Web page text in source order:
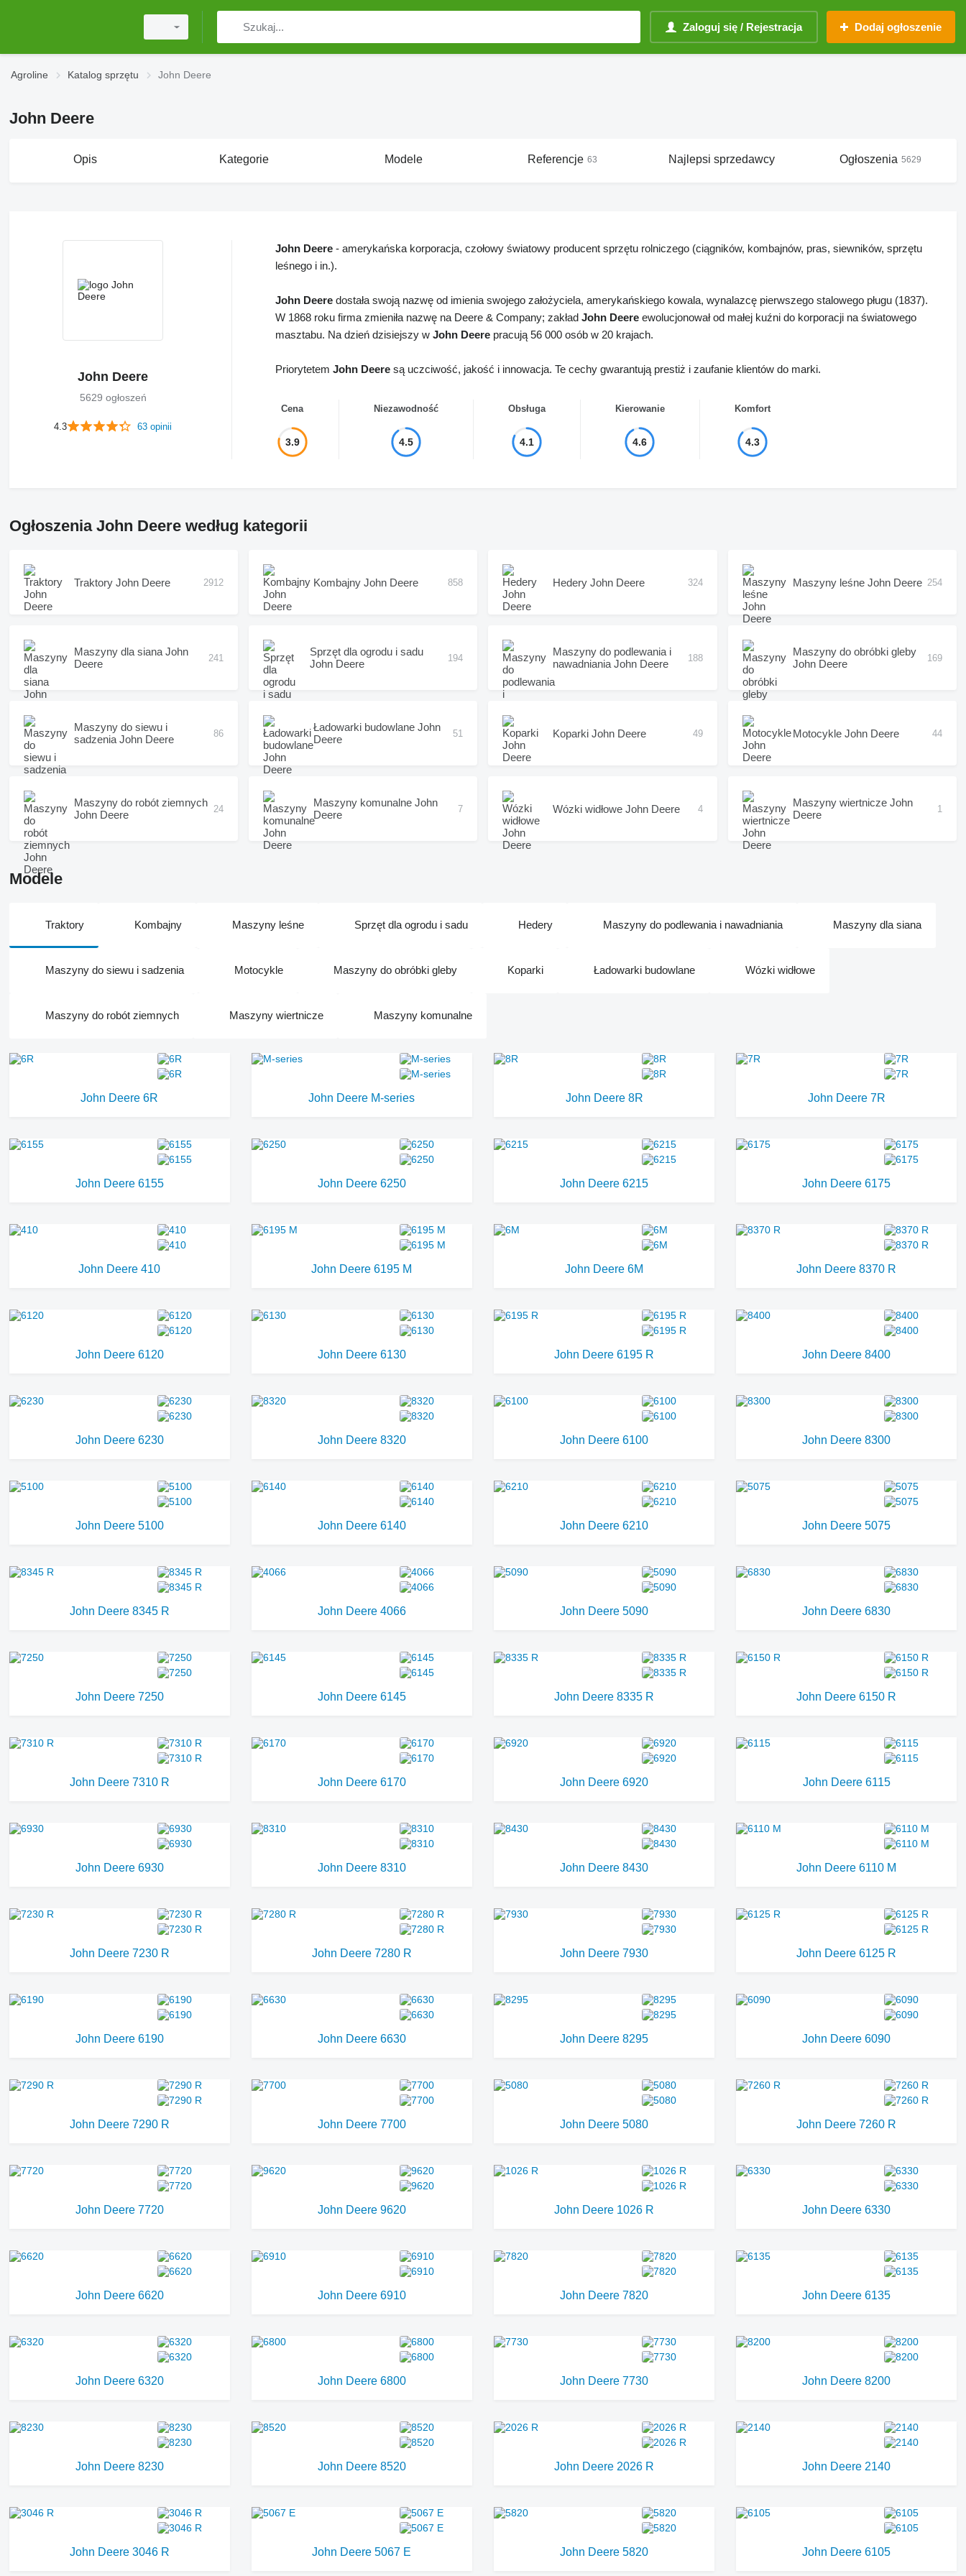
Zaloguj się / Rejestracja Dodaj ogłoszenie
Agroline Katalog sprzętu John Deere
John Deere
Opis Kategorie Modele Referencje 63 Najlepsi sprzedawcy Ogłoszenia 5629
John Deere
5629 ogłoszeń
4.3 63 opinii
John Deere- amerykańska korporacja, czołowy światowy producent sprzętu rolniczego (ciągników, kombajnów, pras, siewników, sprzętu
leśnego i in.).
John Deeredostała swoją nazwę od imienia swojego założyciela, amerykańskiego kowala, wynalazcę pierwszego stalowego pługu (1837).
W 1868 roku firma zmieniła nazwę na Deere & Company; zakład John Deereewolucjonował od małej kuźni do korporacji na światowego
masztabu. Na dzień dzisiejszy w John Deerepracują 56 000 osób w 20 krajach.
Priorytetem John Deeresą uczciwość, jakość i innowacja. Te cechy gwarantują prestiż i zaufanie klientów do marki.
3.9
Cena
4.5
Niezawodność
4.1
Obsługa
4.6
Kierowanie
4.3
Komfort
Ogłoszenia John Deere według kategorii
Traktory John Deere 2912 Kombajny John Deere 858 Hedery John Deere 324 Maszyny leśne John Deere 254
Maszyny dla siana John
Deere
241
Sprzęt dla ogrodu i sadu
John Deere
194
Maszyny do podlewania i
nawadniania John Deere
188
Maszyny do obróbki gleby
John Deere
169
Maszyny do siewu i
sadzenia John Deere
86
Ładowarki budowlane John
Deere
51 Koparki John Deere 49 Motocykle John Deere 44
Maszyny do robót ziemnych
John Deere
24
Maszyny komunalne John
Deere
7 Wózki widłowe John Deere 4
Maszyny wiertnicze John
Deere
1
Modele
Traktory Kombajny Maszyny leśne Sprzęt dla ogrodu i sadu Hedery Maszyny do podlewania i nawadniania Maszyny dla siana
Maszyny do siewu i sadzenia Motocykle Maszyny do obróbki gleby Koparki Ładowarki budowlane Wózki widłowe
Maszyny do robót ziemnych Maszyny wiertnicze Maszyny komunalne
John Deere 6R John Deere M-series John Deere 8R John Deere 7R
John Deere 6155 John Deere 6250 John Deere 6215 John Deere 6175
John Deere 410 John Deere 6195 M John Deere 6M John Deere 8370 R
John Deere 6120 John Deere 6130 John Deere 6195 R John Deere 8400
John Deere 6230 John Deere 8320 John Deere 6100 John Deere 8300
John Deere 5100 John Deere 6140 John Deere 6210 John Deere 5075
John Deere 8345 R John Deere 4066 John Deere 5090 John Deere 6830
John Deere 7250 John Deere 6145 John Deere 8335 R John Deere 6150 R
John Deere 7310 R John Deere 6170 John Deere 6920 John Deere 6115
John Deere 6930 John Deere 8310 John Deere 8430 John Deere 6110 M
John Deere 7230 R John Deere 7280 R John Deere 7930 John Deere 6125 R
John Deere 6190 John Deere 6630 John Deere 8295 John Deere 6090
John Deere 7290 R John Deere 7700 John Deere 5080 John Deere 7260 R
John Deere 7720 John Deere 9620 John Deere 1026 R John Deere 6330
John Deere 6620 John Deere 6910 John Deere 7820 John Deere 6135
John Deere 6320 John Deere 6800 John Deere 7730 John Deere 8200
John Deere 8230 John Deere 8520 John Deere 2026 R John Deere 2140
John Deere 3046 R John Deere 5067 E John Deere 5820 John Deere 6105